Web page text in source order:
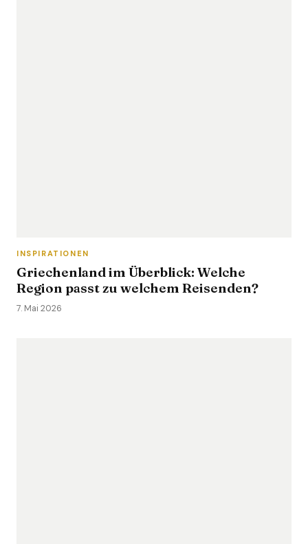
INSPIRATIONEN
Griechenland im Überblick: Welche
Region passt zu welchem Reisenden?
7. Mai 2026